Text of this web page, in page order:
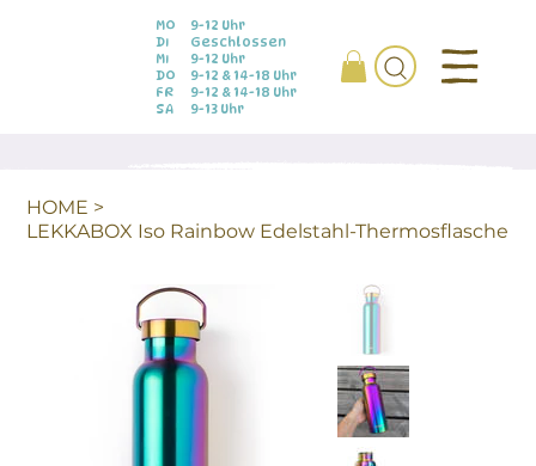
MO
DI
MI
DO
FR
SA
9-12 Uhr
Geschlossen
9-12 Uhr
9-12 & 14-18 Uhr
9-12 & 14-18 Uhr
9-13 Uhr
HOME >
LEKKABOX Iso Rainbow Edelstahl-Thermosflasche